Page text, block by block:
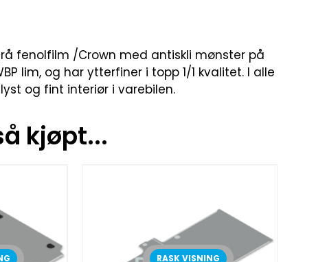
fenolfilm /Crown med antiskli mønster på
lim, og har ytterfiner i topp 1/1 kvalitet. I alle
og fint interiør i varebilen.
kjøpt...
RASK VISNING